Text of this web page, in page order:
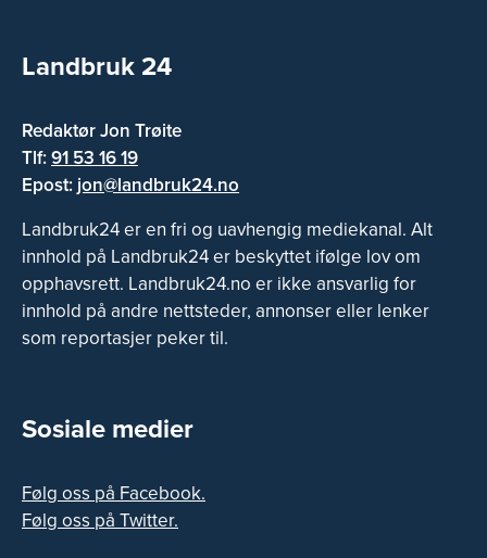
Landbruk 24
Redaktør Jon Trøite
Tlf:91 53 16 19
Epost: jon@landbruk24.no
Landbruk24 er en fri og uavhengig mediekanal. Alt
innhold på Landbruk24 er beskyttet ifølge lov om
opphavsrett. Landbruk24.no er ikke ansvarlig for
innhold på andre nettsteder, annonser eller lenker
som reportasjer peker til.
Sosiale medier
Følg oss på Facebook.
Følg oss på Twitter.